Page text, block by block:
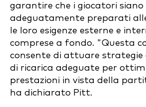
garantire che i giocatori siano
adeguatamente preparati
le loro esigenze esterne e
comprese a fondo. "Questa
consente di attuare strategie
di ricarica adeguate per
prestazioni in vista della
ha dichiarato Pitt.